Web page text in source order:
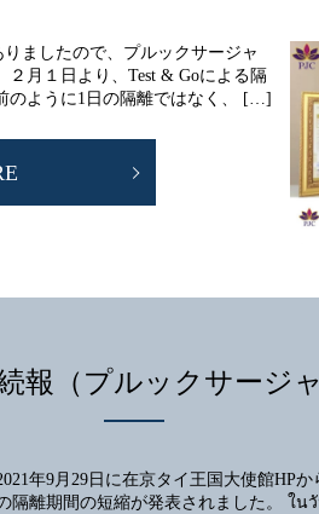
ましたので、プルックサージャ
月１日より、Test & Goによる隔
のように1日の隔離ではなく、 […]
報（プルックサージ
年9月29日に在京タイ王国大使館HP
隔離期間の短縮が発表されました。 ใ